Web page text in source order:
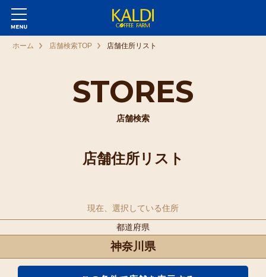
STORES
店舗検索
ホーム 店舗検索TOP 店舗住所リスト
店舗住所リスト
現在、選択している住所
都道府県
神奈川県